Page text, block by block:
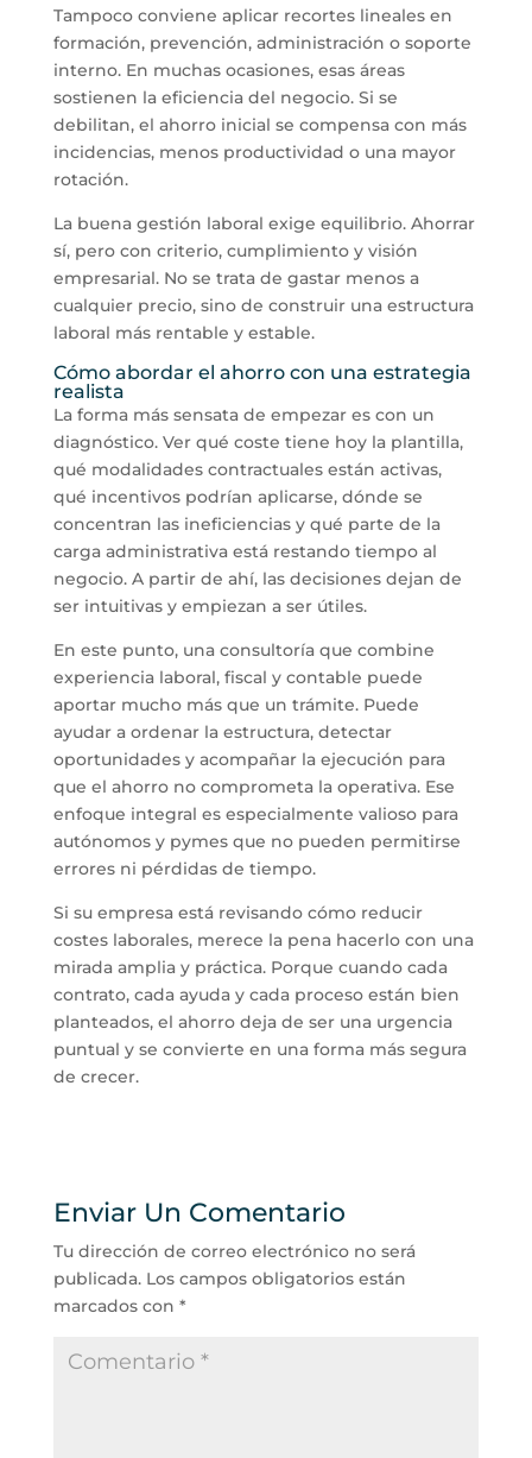
Tampoco conviene aplicar recortes lineales en
formación, prevención, administración o soporte
interno. En muchas ocasiones, esas áreas
sostienen la eficiencia del negocio. Si se
debilitan, el ahorro inicial se compensa con más
incidencias, menos productividad o una mayor
rotación.
La buena gestión laboral exige equilibrio. Ahorrar
sí, pero con criterio, cumplimiento y visión
empresarial. No se trata de gastar menos a
cualquier precio, sino de construir una estructura
laboral más rentable y estable.
Cómo abordar el ahorro con una estrategia
realista
La forma más sensata de empezar es con un
diagnóstico. Ver qué coste tiene hoy la plantilla,
qué modalidades contractuales están activas,
qué incentivos podrían aplicarse, dónde se
concentran las ineficiencias y qué parte de la
carga administrativa está restando tiempo al
negocio. A partir de ahí, las decisiones dejan de
ser intuitivas y empiezan a ser útiles.
En este punto, una consultoría que combine
experiencia laboral, fiscal y contable puede
aportar mucho más que un trámite. Puede
ayudar a ordenar la estructura, detectar
oportunidades y acompañar la ejecución para
que el ahorro no comprometa la operativa. Ese
enfoque integral es especialmente valioso para
autónomos y pymes que no pueden permitirse
errores ni pérdidas de tiempo.
Si su empresa está revisando cómo reducir
costes laborales, merece la pena hacerlo con una
mirada amplia y práctica. Porque cuando cada
contrato, cada ayuda y cada proceso están bien
planteados, el ahorro deja de ser una urgencia
puntual y se convierte en una forma más segura
de crecer.
Enviar Un Comentario
Tu dirección de correo electrónico no será
publicada. Los campos obligatorios están
marcados con *